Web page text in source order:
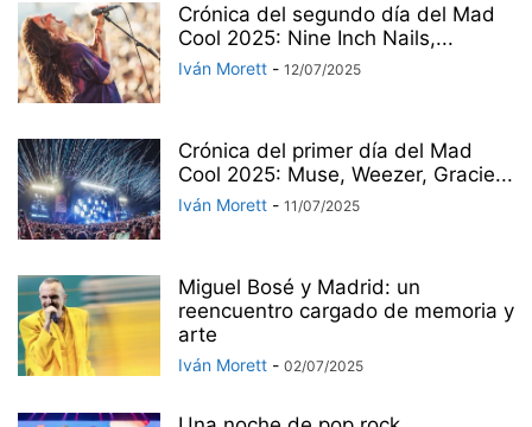
Crónica del segundo día del Mad
Cool 2025: Nine Inch Nails,...
Iván Morett - 12/07/2025
Crónica del primer día del Mad
Cool 2025: Muse, Weezer, Gracie...
Iván Morett - 11/07/2025
Miguel Bosé y Madrid: un
reencuentro cargado de memoria y
arte
Iván Morett - 02/07/2025